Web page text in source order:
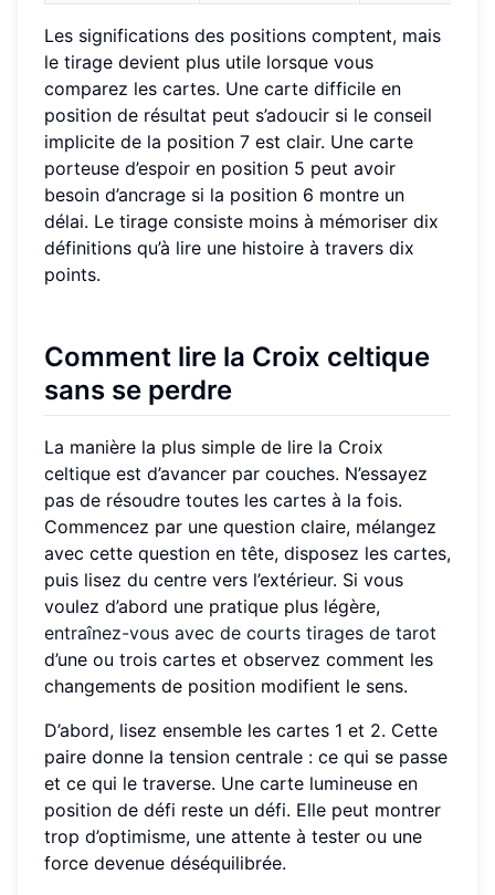
Les significations des positions comptent, mais
le tirage devient plus utile lorsque vous
comparez les cartes. Une carte difficile en
position de résultat peut s’adoucir si le conseil
implicite de la position 7 est clair. Une carte
porteuse d’espoir en position 5 peut avoir
besoin d’ancrage si la position 6 montre un
délai. Le tirage consiste moins à mémoriser dix
définitions qu’à lire une histoire à travers dix
points.
Comment lire la Croix celtique
sans se perdre
La manière la plus simple de lire la Croix
celtique est d’avancer par couches. N’essayez
pas de résoudre toutes les cartes à la fois.
Commencez par une question claire, mélangez
avec cette question en tête, disposez les cartes,
puis lisez du centre vers l’extérieur. Si vous
voulez d’abord une pratique plus légère,
entraînez-vous avec de courts tirages de tarot
d’une ou trois cartes et observez comment les
changements de position modifient le sens.
D’abord, lisez ensemble les cartes 1 et 2. Cette
paire donne la tension centrale : ce qui se passe
et ce qui le traverse. Une carte lumineuse en
position de défi reste un défi. Elle peut montrer
trop d’optimisme, une attente à tester ou une
force devenue déséquilibrée.